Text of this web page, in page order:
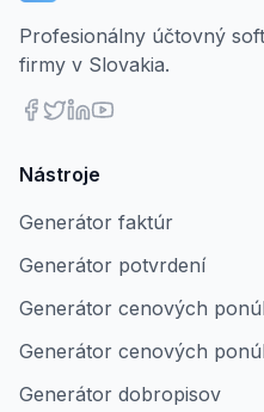
Profesionálny účtovný
firmy v Slovakia.
Nástroje
Generátor faktúr
Generátor potvrdení
Generátor cenových
Generátor cenových
Generátor dobropisov